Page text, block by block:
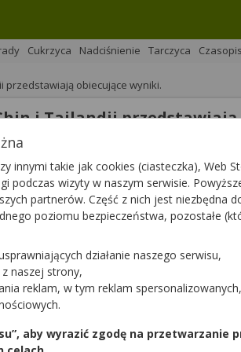
Cukrzyca Nadciśnienie Tarczyca
przedstawiają obiecujące wyniki.
i Tajlandii przedstawiają
leki, które były skuteczne w
jeszcze ogłosić, że posiadamy
Podziel sięna
innymi takie jak cookies (ciasteczka), Web
podczas wizyty w naszym serwisie.
partnerów. Część z nich jest niezbędna
poziomu bezpieczeństwa, pozostałe
działanie naszego serwisu,
naszej strony,
reklam, w tym reklam spersonalizowanych,
aby wyrazić zgodę na przetwarzanie